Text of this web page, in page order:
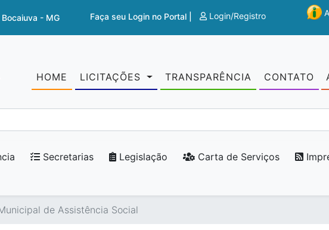
- MG Faça seu Login no Portal | Login/Registro
HOME LICITAÇÕES TRANSPARÊNCIA CONTATO
Secretarias Legislação Carta de Serviços
de Assistência Social